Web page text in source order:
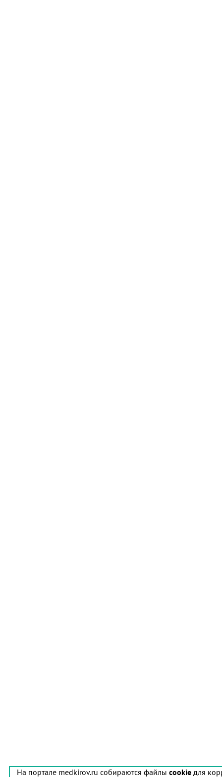
На портале medkirov.ru собираются файлы cookie для